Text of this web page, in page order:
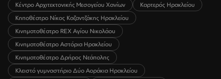
Κέντρο Αρχιτεκτονικής Μεσογείου Χανίων
Καρτερός Ηρακλείου
Κηποθέατρο Νίκος Καζαντζάκης Ηρακλείου
Κινηματοθέατρο REX Αγίου Νικολάου
Κινηματοθέατρο Αστόρια Ηρακλείου
Κινηματοθέατρο Δρήρος Νεάπολης
Κλειστό γυμναστήριο Δύο Αοράκια Ηρακλείου